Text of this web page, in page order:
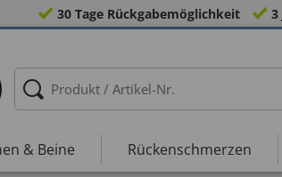
30 Tage Rückgabemöglichkeit 3
& Beine Rückenschmerzen